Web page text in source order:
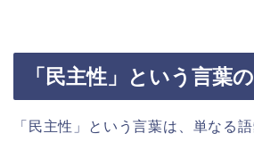
「民主性」という言葉
「民主性」という言葉は、単なる